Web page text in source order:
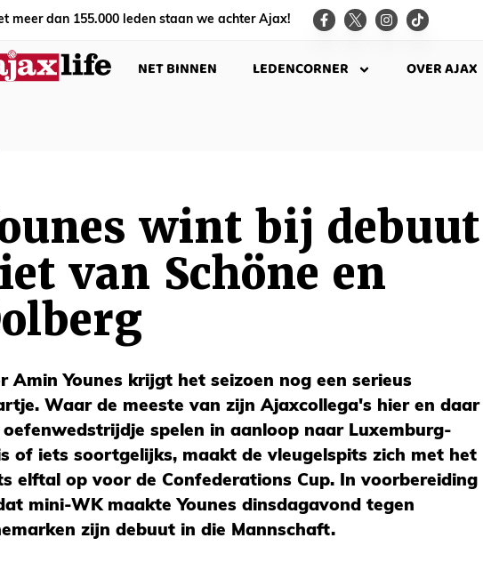
meer dan 155.000 leden staan we achter Ajax!
NET BINNEN LEDENCORNER OVER AJAX
wint bij debuut
van Schöne en
Amin Younes krijgt het seizoen nog een serieus
Waar de meeste van zijn Ajaxcollega's hier en daar
oefenwedstrijdje spelen in aanloop naar Luxemburg-
of iets soortgelijks, maakt de vleugelspits zich met het
elftal op voor de Confederations Cup. In voorbereiding
mini-WK maakte Younes dinsdagavond tegen
zijn debuut in die Mannschaft.